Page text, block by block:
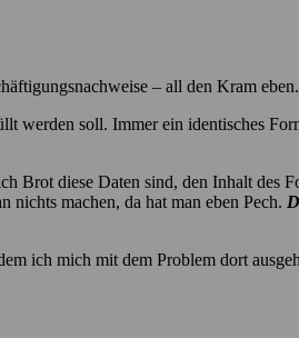
– all den Kram eben.
werden soll. Immer ein identisches
Brot diese Daten sind, den Inhalt des
nichts machen, da hat man eben Pech.
ich mich mit dem Problem dort